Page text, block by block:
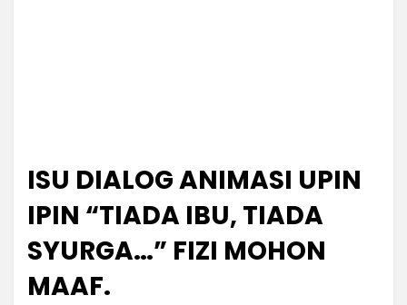
ISU DIALOG ANIMASI UPIN
IPIN “TIADA IBU, TIADA
SYURGA…” FIZI MOHON
MAAF.